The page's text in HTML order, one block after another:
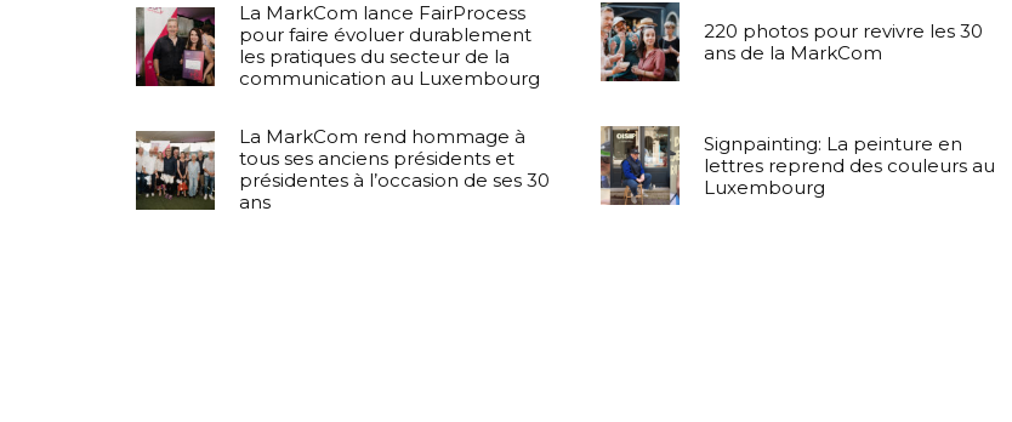
La MarkCom lance FairProcess
pour faire évoluer durablement
les pratiques du secteur de la
communication au Luxembourg
220 photos pour revivre les 30
ans de la MarkCom
La MarkCom rend hommage à
tous ses anciens présidents et
présidentes à l’occasion de ses 30
ans
Signpainting: La peinture en
lettres reprend des couleurs au
Luxembourg